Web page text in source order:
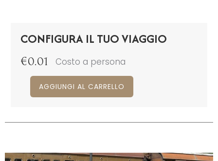
CONFIGURA IL TUO VIAGGIO
€0.01 Costo a persona
AGGIUNGI AL CARRELLO